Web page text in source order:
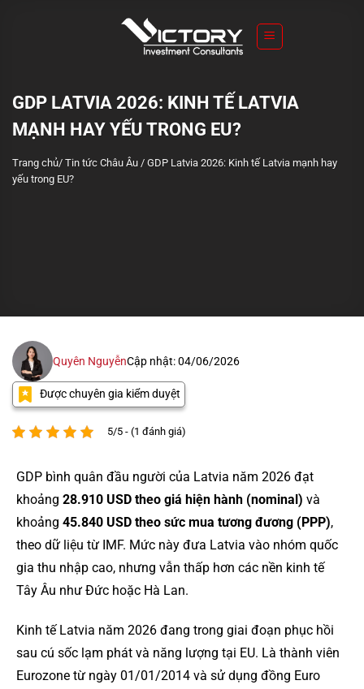
GDP LATVIA 2026: KINH TẾ LATVIA
MẠNH HAY YẾU TRONG EU?
Trang chủ/ Tin tức Châu Âu / GDP Latvia 2026: Kinh tế Latvia mạnh hay
yếu trong EU?
Quyên NguyễnCập nhật: 04/06/2026
Được chuyên gia kiểm duyệt
5/5 - (1 đánh giá)
GDP bình quân đầu người của Latvia năm 2026 đạt
khoảng 28.910 USD theo giá hiện hành (nominal) và
khoảng 45.840 USD theo sức mua tương đương (PPP),
theo dữ liệu từ IMF. Mức này đưa Latvia vào nhóm quốc
gia thu nhập cao, nhưng vẫn thấp hơn các nền kinh tế
Tây Âu như Đức hoặc Hà Lan.
Kinh tế Latvia năm 2026 đang trong giai đoạn phục hồi
sau cú sốc lạm phát và năng lượng tại EU. Là thành viên
Eurozone từ ngày 01/01/2014 và sử dụng đồng Euro